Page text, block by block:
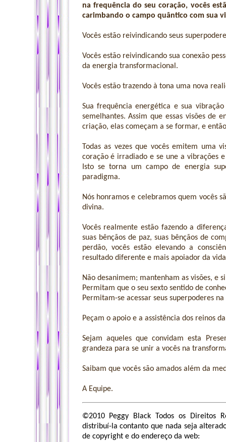
na frequência do seu coração, vocês
carimbando o campo quântico com sua
Vocês estão reivindicando seus
Vocês estão reivindicando sua conexão
da energia transformacional.
Vocês estão trazendo à tona uma nova
Sua frequência energética e sua
semelhantes. Assim que essas visões de
criação, elas começam a se formar, e
Todas as vezes que vocês emitem uma
coração é irradiado e se une a vibrações
Isto se torna um campo de energia
paradigma.
Nós honramos e celebramos quem vocês
divina.
Vocês realmente estão fazendo a
suas bênçãos de paz, suas bênçãos de
perdão, vocês estão elevando a
resultado diferente e mais apoiador da
Não desanimem; mantenham as visões, e
Permitam que o seu sexto sentido de
Permitam-se acessar seus superpoderes
Peçam o apoio e a assistência dos reinos
Sejam aqueles que convidam esta
grandeza para se unir a vocês na
Saibam que vocês são amados além da
A Equipe.
©2010 Peggy Black Todos os Direitos
distribuí-la contanto que nada seja
de copyright e do endereço da web: